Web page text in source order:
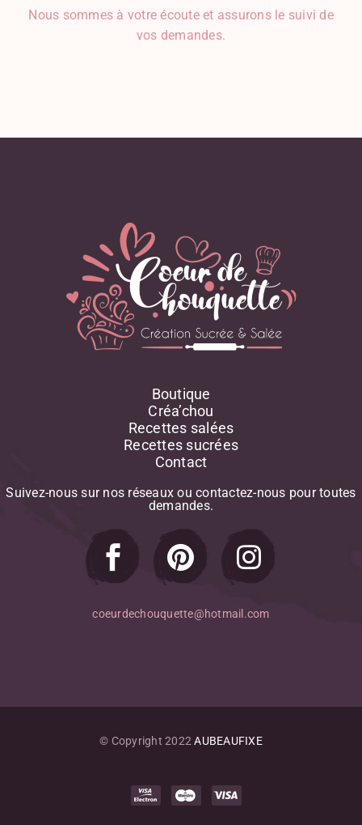
Nous sommes à votre écoute et assurons le suivi de
vos demandes.
Boutique
Créa’chou
Recettes salées
Recettes sucrées
Contact
Suivez-nous sur nos réseaux ou contactez-nous pour toutes
demandes.
coeurdechouquette@hotmail.com
© Copyright 2022 AUBEAUFIXE